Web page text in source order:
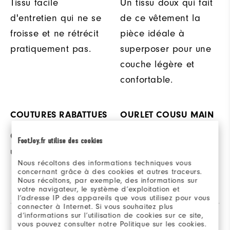
FootJoy.fr utilise des cookies
Nous récoltons des informations techniques vous
concernant grâce à des cookies et autres traceurs.
Nous récoltons, par exemple, des informations sur
votre navigateur, le système d’exploitation et
l’adresse IP des appareils que vous utilisez pour vous
connecter à Internet. Si vous souhaitez plus
d’informations sur l’utilisation de cookies sur ce site,
vous pouvez consulter notre Politique sur les cookies.
Tissu facile
d'entretien qui ne se
froisse et ne rétrécit
pratiquement pas.
Un tissu doux qui fait
de ce vêtement la
pièce idéale à
superposer pour une
couche légère et
confortable.
COUTURES RABATTUES
Couture rabattue pour
une durabilité accrue.
OURLET COUSU MAIN
mesure.
Avis Q&R